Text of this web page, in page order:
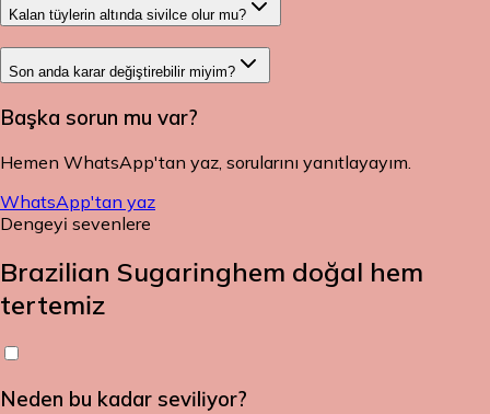
Kalan tüylerin altında sivilce olur mu?
Son anda karar değiştirebilir miyim?
Başka sorun mu var?
Hemen WhatsApp'tan yaz, sorularını yanıtlayayım.
WhatsApp'tan yaz
Dengeyi sevenlere
Brazilian Sugaringhem doğal hem
tertemiz
Neden bu kadar seviliyor?